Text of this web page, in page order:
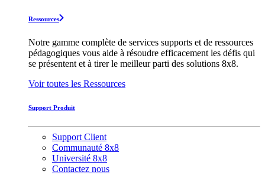
Ressources
Notre gamme complète de services supports et de ressources
pédagogiques vous aide à résoudre efficacement les défis qui
se présentent et à tirer le meilleur parti des solutions 8x8.
Voir toutes les Ressources
Support Produit
Support Client
Communauté 8x8
Université 8x8
Contactez nous